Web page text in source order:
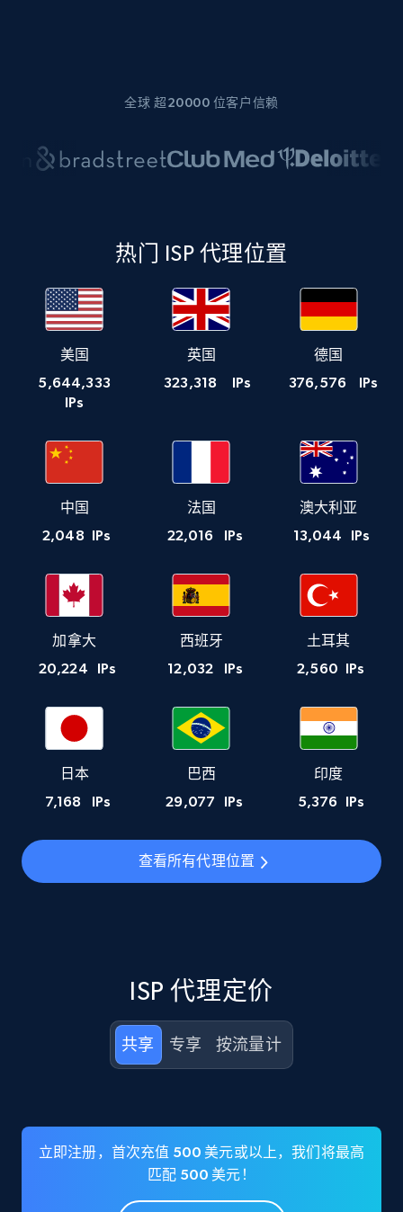
全球 超20000 位客户信赖
热门 ISP 代理位置
美国
5,644,333
IPs
英国
323,318 IPs
德国
376,576 IPs
中国
2,048 IPs
法国
22,016 IPs
澳大利亚
13,044 IPs
加拿大
20,224 IPs
西班牙
12,032 IPs
土耳其
2,560 IPs
日本
7,168 IPs
巴西
29,077 IPs
印度
5,376 IPs
查看所有代理位置
ISP 代理定价
共享 专享 按流量计
立即注册，首次充值 500 美元或以上，我们将最高
匹配 500 美元！